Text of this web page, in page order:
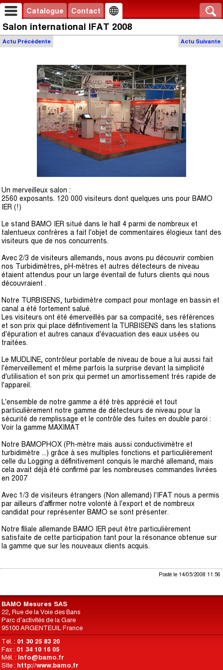
Catalogue Contact
Salon international IFAT 2008
Actu Suivante
Actu Précédente
Un merveilleux salon :
2560 exposants. 120 000 visiteurs dont quelques uns pour BAMO
IER (!)
Le stand BAMO IER situé dans le hall 4 parmi de nombreux et
talentueux confrères a fait l'objet de commentaires élogieux tant des
visiteurs que de nos concurrents.
Avec 2/3 de visiteurs allemands, nous avons pu découvrir combien
nos Turbidimètres, pH-mètres et autres détecteurs de niveau
étaient attendus pour un large éventail de futurs clients qui nous
découvraient .
Notre TURBISENS, turbidimètre compact pour montage en bassin et
canal a été fortement salué.
Les visiteurs ont été émerveillés par sa compacité, ses références
et son prix qui place défintivement la TURBISENS dans les stations
d'épuration et autres canaux d'évacuation des eaux usées ou
traitées.
Le MUDLINE, contrôleur portable de niveau de boue a lui aussi fait
l'émerveillement et même parfois la surprise devant la simplicité
d'utilisation et son prix qui permet un amortissement trés rapide de
l'appareil.
L'ensemble de notre gamme a été très apprécié et tout
particulièrement notre gamme de détecteurs de niveau pour la
sécurité de remplissage et le contrôle des fuites en double paroi :
Voir la gamme MAXIMAT
Notre BAMOPHOX (Ph-mètre mais aussi conductivimètre et
turbidimètre ...) grâce à ses multiples fonctions et particulièrement
celle du Logging a définitivement conquis le marché allemand, mais
cela avait déjà été confirmé par les nombreuses commandes livrées
en 2007
Avec 1/3 de visiteurs étrangers (Non allemand) l'IFAT nous a permis
par ailleurs d'affirmer notre volonté à l'export et de nombreux
candidat pour représenter BAMO se sont présenter.
Notre filiale allemande BAMO IER peut être particulièrement
satisfaite de cette participation tant pour la résonance obtenue sur
la gamme que sur les nouveaux clients acquis.
Posté le 14/05/2008 11:56
BAMO Mesures SAS
22, Rue de la Voie des Bans
Parc d'activités de la Gare
95100 ARGENTEUIL France
Tél. : 01 30 25 83 20
Fax : 01 34 10 16 05
Mél. : info@bamo.fr
Site : http://www.bamo.fr